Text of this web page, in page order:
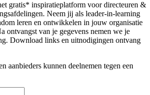
gratis* inspiratieplatform voordirecteuren &
Neem jij als leader-in-learning
leren en ontwikkelen in jouw organisatie
ontvangst van je gegevens nemen we je
Download links en uitnodigingen ontvang
aanbieders kunnen deelnemen tegen een